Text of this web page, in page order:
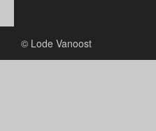
© Lode Vanoost